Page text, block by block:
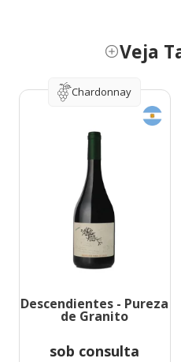
Veja
Chardonnay
Descendientes - Pureza
de Granito
sob consulta